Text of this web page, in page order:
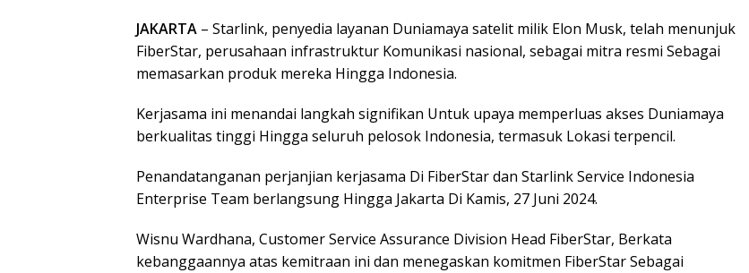
JAKARTA – Starlink, penyedia layanan Duniamaya satelit milik Elon Musk, telah menunjuk
FiberStar, perusahaan infrastruktur Komunikasi nasional, sebagai mitra resmi Sebagai
memasarkan produk mereka Hingga Indonesia.
Kerjasama ini menandai langkah signifikan Untuk upaya memperluas akses Duniamaya
berkualitas tinggi Hingga seluruh pelosok Indonesia, termasuk Lokasi terpencil.
Penandatanganan perjanjian kerjasama Di FiberStar dan Starlink Service Indonesia
Enterprise Team berlangsung Hingga Jakarta Di Kamis, 27 Juni 2024.
Wisnu Wardhana, Customer Service Assurance Division Head FiberStar, Berkata
kebanggaannya atas kemitraan ini dan menegaskan komitmen FiberStar Sebagai